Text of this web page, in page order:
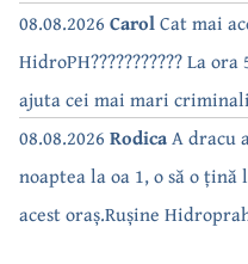
08.08.2026 CarolCat mai
HidroPH??????????? La
ajuta cei mai mari
case???????????????
08.08.2026 RodicaA dracu
noaptea la oa 1, o să o
acest oraș.Rușine